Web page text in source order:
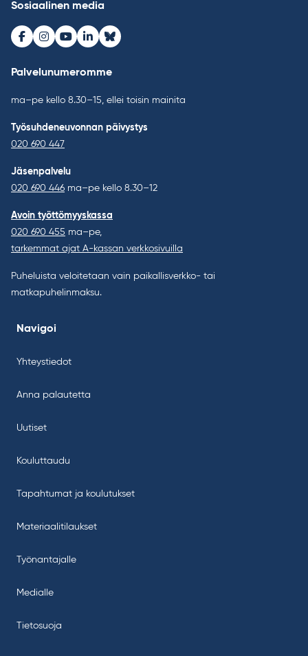
Sosiaalinen media
Facebook
Instagram
Youtube
LinkedInBluesky
Palvelunumeromme
ma–pe kello 8.30–15, ellei toisin mainita
Työsuhdeneuvonnan päivystys
020 690 447
Jäsenpalvelu
020 690 446 ma–pe kello 8.30–12
Avoin työttömyyskassa
020 690 455 ma–pe,
tarkemmat ajat A-kassan verkkosivuilla
Puheluista veloitetaan vain paikallisverkko- tai
matkapuhelinmaksu.
Navigoi
Yhteystiedot
Anna palautetta
Uutiset
Kouluttaudu
Tapahtumat ja koulutukset
Materiaalitilaukset
Työnantajalle
Medialle
Tietosuoja